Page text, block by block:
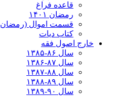
قاعده فراغ
رمضان ۱۴۰۱
قسمت اموال (رمضان ۱۴۰۲)
کتاب دیات
خارج اصول فقه
سال ۸۶-۱۳۸۵
سال ۸۷-۱۳۸۶
سال ۸۸-۱۳۸۷
سال ۸۹-۱۳۸۸
سال ۹۰-۱۳۸۹